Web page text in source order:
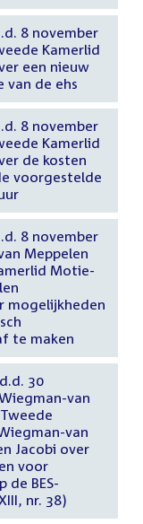
8 november
Kamerlid
een nieuw
van de ehs
8 november
Kamerlid
de kosten
voorgestelde
8 november
Meppelen
Motie-
mogelijkheden
te maken
30
van
van
Jacobi over
voor
de BES-
nr. 38)